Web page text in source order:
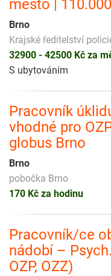
město |
Brno
Krajské ředitelství
32900 - 42500 Kč za
S ubytováním
Pracovník
vhodné pro
globus Brno
Brno
pobočka Brno
170 Kč za hodinu
Pracovník/ce
nádobí –
OZP, OZZ)